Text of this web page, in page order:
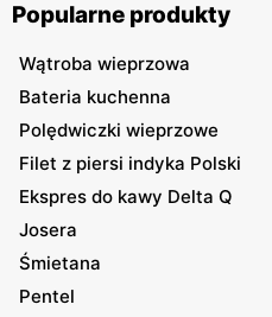
Popularne produkty
Wątroba wieprzowa
Bateria kuchenna
Polędwiczki wieprzowe
Filet z piersi indyka Polski
Ekspres do kawy Delta Q
Josera
Śmietana
Pentel